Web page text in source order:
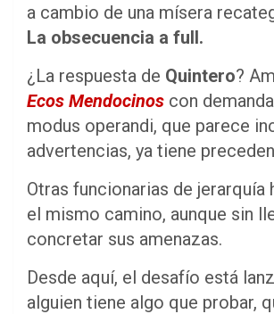
a cambio de una mísera
La obsecuencia a full.
¿La respuesta de Quintero?
Ecos Mendocinos con
modus operandi, que parece
advertencias, ya tiene
Otras funcionarias de jerarquía
el mismo camino, aunque sin
concretar sus amenazas.
Desde aquí, el desafío está
alguien tiene algo que probar,